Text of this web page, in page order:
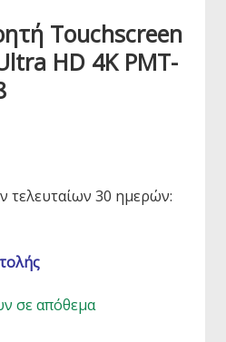
Touchscreen
HD 4K PMT-
τελευταίων 30 ημερών:
σε απόθεμα